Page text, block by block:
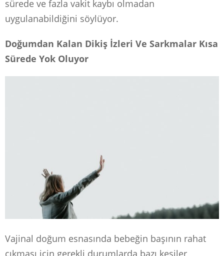
sürede ve fazla vakit kaybı olmadan
uygulanabildiğini söylüyor.
Doğumdan Kalan Dikiş İzleri Ve Sarkmalar Kısa
Sürede Yok Oluyor
Vajinal doğum esnasında bebeğin başının rahat
çıkması için gerekli durumlarda bazı kesiler